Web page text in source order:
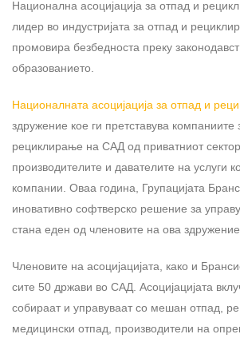
Национална асоцијација за отпад и
лидер во индустријата за отпад и
промовира безбедноста преку
образованието.
Националната асоцијација за отпад и
здружение кое ги претставува компаниите
рециклирање на САД од приватниот
производителите и давателите на услуги
компании. Оваа година, Групацијата
иновативно софтверско решение за
стана еден од членовите на ова здружение.
Членовите на асоцијацијата, како и
сите 50 држави во САД. Асоцијацијата
собираат и управуваат со мешан отпад,
медицински отпад, производители на